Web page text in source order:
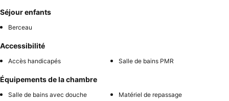
Séjour enfants
Berceau
Accessibilité
Accès handicapés Salle de bains PMR
Équipements de la chambre
Salle de bains avec douche
Matériel de repassage